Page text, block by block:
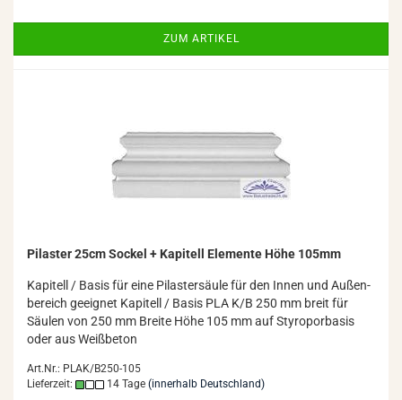
ZUM ARTIKEL
Pi­las­ter 25cm So­ckel + Ka­pi­tell Ele­men­te Höhe 105mm
Ka­pi­tell / Basis für eine Pi­las­ter­säu­le für den Innen und Au­ßen­
be­reich ge­eig­net Ka­pi­tell / Basis PLA K/B 250 mm breit für
Säu­len von 250 mm Brei­te Höhe 105 mm auf Sty­ro­por­ba­sis
oder aus Weiß­be­ton
Art.Nr.: PLAK/B250-105
Lieferzeit:
14 Tage (innerhalb Deutschland)